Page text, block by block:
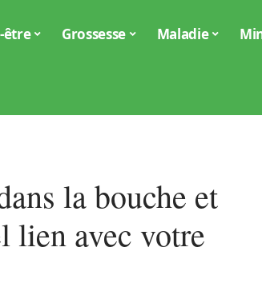
être Grossesse Maladie
la bouche et
lien avec votre